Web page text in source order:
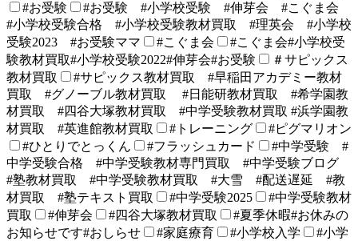
#お受験
#お受験 #小学校受験 #伸芽会 #こぐま会
#小学校受験合格 #小学校受験教材買取 #理英会 #小学校
受験2023 #お受験ママ
#こぐま会
#こぐま会#小学校受
験教材買取#小学校受験2022#伸芽会#お受験
＃サピックス
教材買取
#サピックス教材買取 #早稲田アカデミー教材
買取 #グノーブル教材買取 #日能研教材買取 #希学園教
材買取 #四谷大塚教材買取 #中学受験教材買取 #浜学園教
材買取 #英進館教材買取
#トレーニング
#ピグマリオン
#ひとりでとっくん
#フラッシュカード
#中学受験 #
中学受験合格 #中学受験教材専門買取 #中学受験ブログ
#塾教材買取 #中学受験教材買取 #大雪 #配送遅延 #教
材買取 #塾テキスト買取
#中学受験2025
#中学受験教材
買取
#伸芽会 #四谷大塚教材買取
#夏季休暇#お休みの
お知らせです#おしらせ
#家庭療育 #小学校入学
#小学